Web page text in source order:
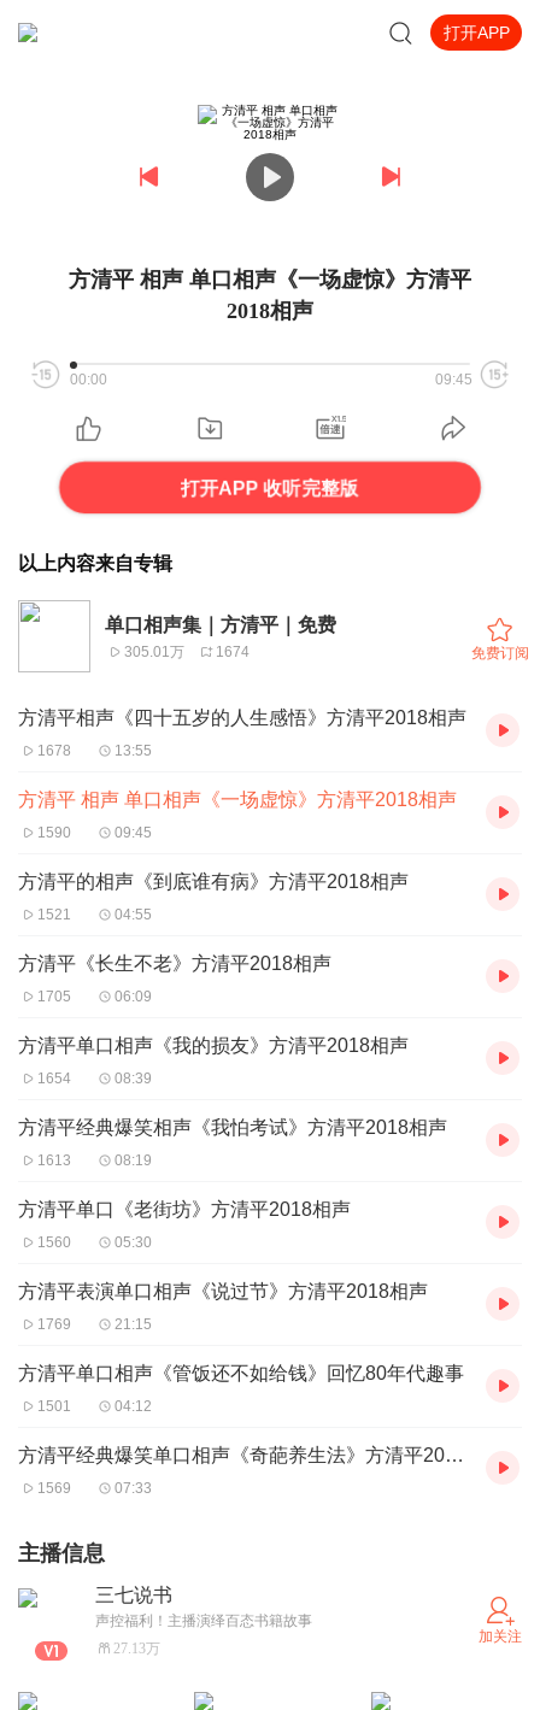
打开APP
方清平 相声 单口相声《一场虚惊》方清平
2018相声
00:00 09:45
打开APP 收听完整版
以上内容来自专辑
单口相声集｜方清平｜免费
305.01万 1674 免费订阅
方清平相声《四十五岁的人生感悟》方清平2018相声
1678 13:55
方清平 相声 单口相声《一场虚惊》方清平2018相声
1590 09:45
方清平的相声《到底谁有病》方清平2018相声
1521 04:55
方清平《长生不老》方清平2018相声
1705 06:09
方清平单口相声《我的损友》方清平2018相声
1654 08:39
方清平经典爆笑相声《我怕考试》方清平2018相声
1613 08:19
方清平单口《老街坊》方清平2018相声
1560 05:30
方清平表演单口相声《说过节》方清平2018相声
1769 21:15
方清平单口相声《管饭还不如给钱》回忆80年代趣事
1501 04:12
方清平经典爆笑单口相声《奇葩养生法》方清平2018相声
1569 07:33
主播信息
三七说书
声控福利！主播演绎百态书籍故事
27.13万
加关注